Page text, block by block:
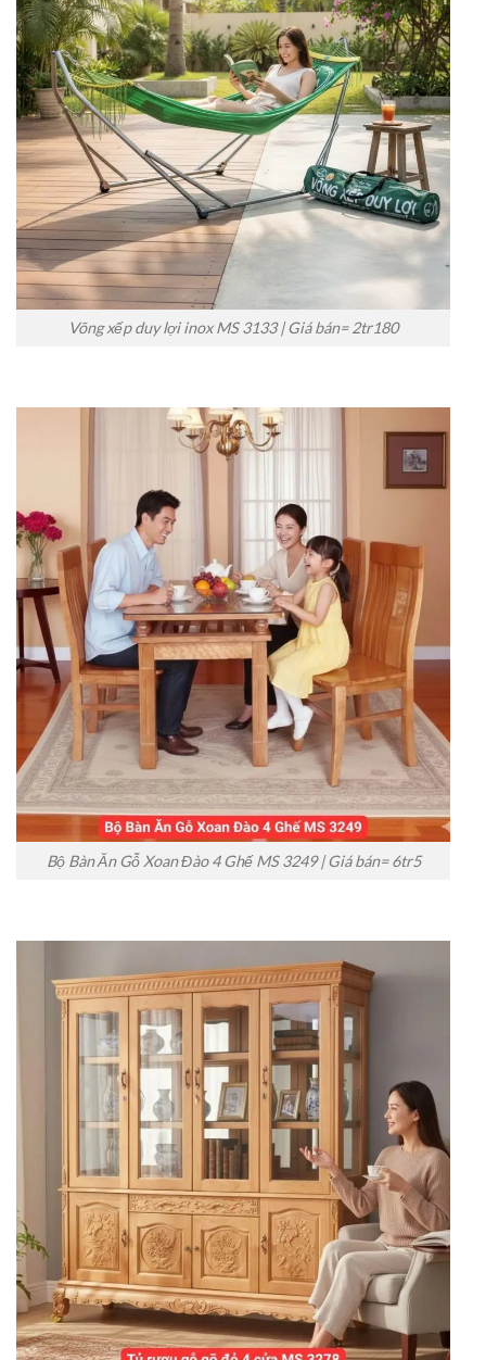
Võng xếp duy lợi inox MS 3133 | Giá bán= 2tr180
Bộ Bàn Ăn Gỗ Xoan Đào 4 Ghế MS 3249 | Giá bán= 6tr5